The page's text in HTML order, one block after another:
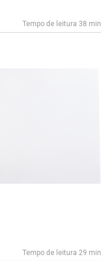
Tempo de leitura 38 min
Tempo de leitura 29 min